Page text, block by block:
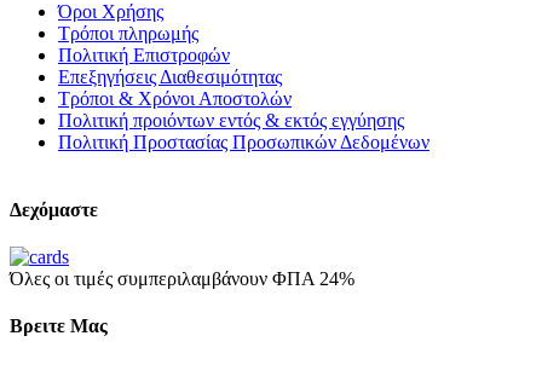
Όροι Χρήσης
Τρόποι πληρωμής
Πολιτική Επιστροφών
Επεξηγήσεις Διαθεσιμότητας
Τρόποι & Χρόνοι Αποστολών
Πολιτική προιόντων εντός & εκτός εγγύησης
Πολιτική Προστασίας Προσωπικών Δεδομένων
Δεχόμαστε
Όλες οι τιμές συμπεριλαμβάνουν ΦΠΑ 24%
Βρειτε Μας